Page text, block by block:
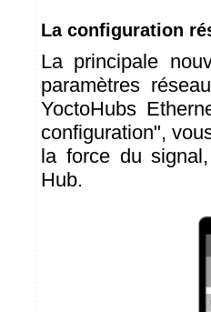
La configuration
La principale
paramètres
YoctoHubs
configuration",
la force du
Hub.